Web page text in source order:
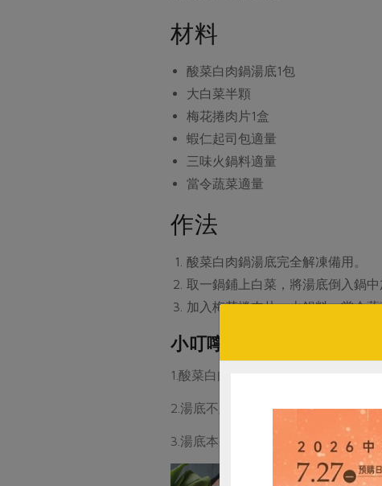
材料
酸菜白肉鍋湯底1包
大白菜半顆
梅花捲肉片1盒
蝦仁起司包適量
三味火鍋料適量
當令蔬菜適量
作法
酸菜白肉鍋湯底完全解凍備用。
取一鍋鋪上白菜，將湯底倒入鍋中
加入梅花捲肉片、火鍋料、當令
小叮嚀
1.酸菜白肉鍋湯底超百搭，肉類、海
2.湯底不建議未退冰就直接加熱，會
3.湯底本身已有調味，不建議再加入